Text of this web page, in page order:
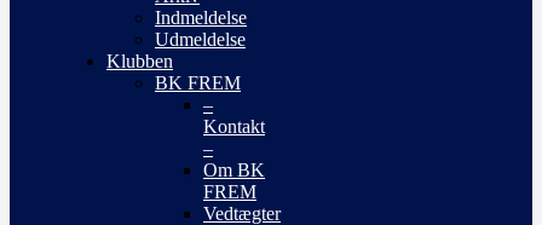
Indmeldelse
Udmeldelse
Klubben
BK FREM
–
Kontakt
–
Om BK
FREM
Vedtægter